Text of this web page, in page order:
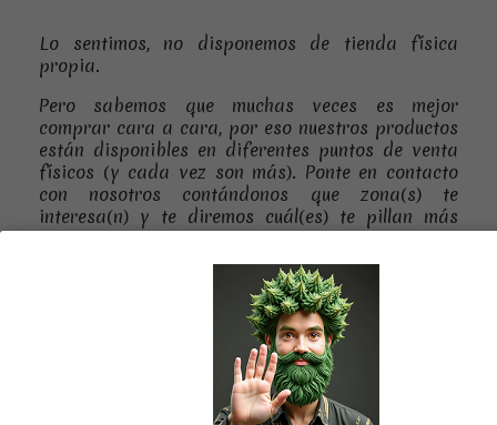
Lo sentimos, no disponemos de tienda física
propia.
Pero sabemos que muchas veces es mejor
comprar cara a cara, por eso nuestros productos
están disponibles en diferentes puntos de venta
físicos (y cada vez son más). Ponte en contacto
con nosotros contándonos que zona(s) te
interesa(n) y te diremos cuál(es) te pillan más
cerca.
Usa el formulario de contacto, o escríbenos
directamente a
contacto_cbdmp@maestropuff.com, para